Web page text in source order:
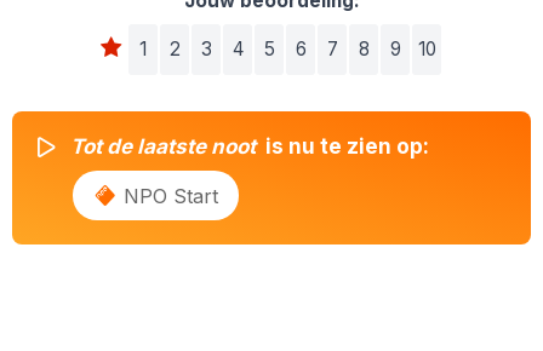
1 2 3 4 5 6 7 8 9 10
Tot de laatste noot is nu te zien op:
NPO Start